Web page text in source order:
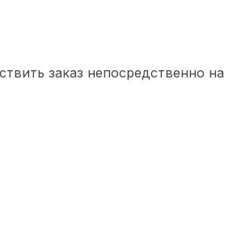
заказ непосредственно на